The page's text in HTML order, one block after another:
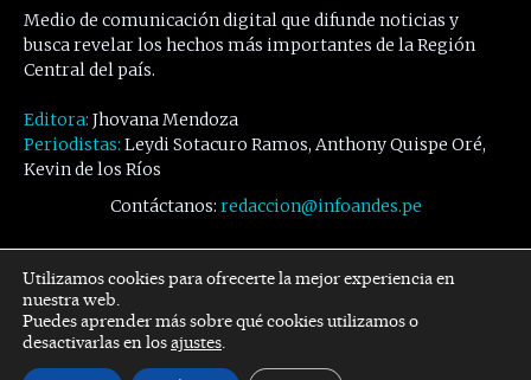
Medio de comunicación digital que difunde noticias y
busca revelar los hechos más importantes de la Región
Central del país.
Editora: Jhovana Mendoza
Periodistas: Leydi Sotacuro Ramos, Anthony Quispe Oré,
Kevin de los Ríos
Contáctanos: redaccion@infoandes.pe
Síguenos
Facebook Twitter Youtube
Utilizamos cookies para ofrecerte la mejor experiencia en
nuestra web.
Puedes aprender más sobre qué cookies utilizamos o
desactivarlas en losajustes.